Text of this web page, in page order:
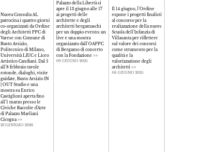
Nuova Consulta AL
patrocina i quattro giorni
co-organizzati da Ordine
degli Architetti PPC di
Varese con Comune di
Busto Arsizio,
Politecnico di Milano,
Università LIUC e Liceo
Artistico Candiani. Dal 5
all’8 febbraio tavole
rotonde, dialoghi, visite
guidate, Busto Arsizio IN
| OUT Studio e una
mostra su Enrico
Castiglioni aperta fino
all’1 marzo presso le
Civiche Raccolte d’Arte
di Palazzo Marliani
Cicogna>>
23 GENNAIO 2026
Palazzo della Libertà si
apre il 13 giugno alle 17
ai progetti delle
architette e degli
architetti bergamaschi
per un doppio evento: un
live e una mostra
organizzato dall'OAPPC
di Bergamo di concerto
con la Fondazione>>
09 GIUGNO 2025
Il 14 giugno, l’Ordine
espone i progetti finalisti
al concorso per la
realizzazione della nuova
Scuola dell’Infanzia di
Villasanta per riflettere
sul valore dei concorsi
come strumento per la
qualità e la
valorizzazione degli
architetti>>
06 GIUGNO 2025